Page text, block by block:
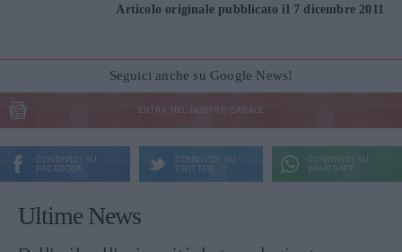
Articolo originale pubblicato il 7 dicembre 2011
Seguici anche su Google News!
ENTRA NEL NOSTRO CANALE
CONDIVIDI SU
FACEBOOK
CONDIVIDI SU
TWITTER
CONDIVIDI SU
WHATSAPP
Ultime News